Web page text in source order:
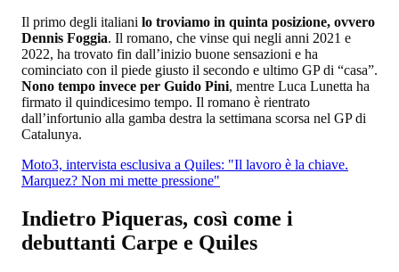
Il primo degli italiani lo troviamo in quinta posizione, ovvero
Dennis Foggia. Il romano, che vinse qui negli anni 2021 e
2022, ha trovato fin dall’inizio buone sensazioni e ha
cominciato con il piede giusto il secondo e ultimo GP di “casa”.
Nono tempo invece per Guido Pini, mentre Luca Lunetta ha
firmato il quindicesimo tempo. Il romano è rientrato
dall’infortunio alla gamba destra la settimana scorsa nel GP di
Catalunya.
Moto3, intervista esclusiva a Quiles: "Il lavoro è la chiave.
Marquez? Non mi mette pressione"
Indietro Piqueras, così come i
debuttanti Carpe e Quiles